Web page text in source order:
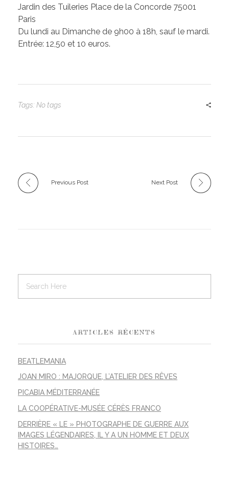
Jardin des Tuileries Place de la Concorde 75001
Paris
Du lundi au Dimanche de 9h00 à 18h, sauf le mardi.
Entrée: 12,50 et 10 euros.
Tags: No tags
Previous Post Next Post
ARTICLES RÉCENTS
BEATLEMANIA
JOAN MIRO : MAJORQUE, L’ATELIER DES RÊVES
PICABIA MÉDITERRANÉE
LA COOPÉRATIVE-MUSÉE CÉRÈS FRANCO
DERRIÈRE « LE » PHOTOGRAPHE DE GUERRE AUX
IMAGES LÉGENDAIRES, IL Y A UN HOMME ET DEUX
HISTOIRES…